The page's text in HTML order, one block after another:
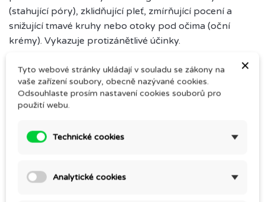
(stahující póry), zklidňující pleť, zmírňující pocení a
snižující tmavé kruhy nebo otoky pod očima (oční
krémy). Vykazuje protizánětlivé účinky.
Hydrolát se používá jako ingredience při výrobě
produktů, které pomáhají při pocitu unavených nohou
po sportovním výkonu a při sklonu ke křečovým žilám.
čistící pleťové masky, vlasového zábalu a deodorantů.
přímý sluneční svit v chladnějších prostorách.
×
Tyto webové stránky ukládají v souladu se zákony na
vaše zařízení soubory, obecně nazývané cookies.
Odsouhlaste prosím nastavení cookies souborů pro
použití webu.
Technické cookies
Analytické cookies